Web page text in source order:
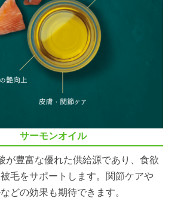
サーモンオイル
が豊富な優れた供給源であり、食欲
毛をサポートします。関節ケアや
どの効果も期待できます。